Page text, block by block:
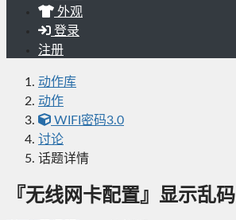
外观
登录
注册
动作库
动作
WIFI密码3.0
讨论
话题详情
『无线网卡配置』显示乱码